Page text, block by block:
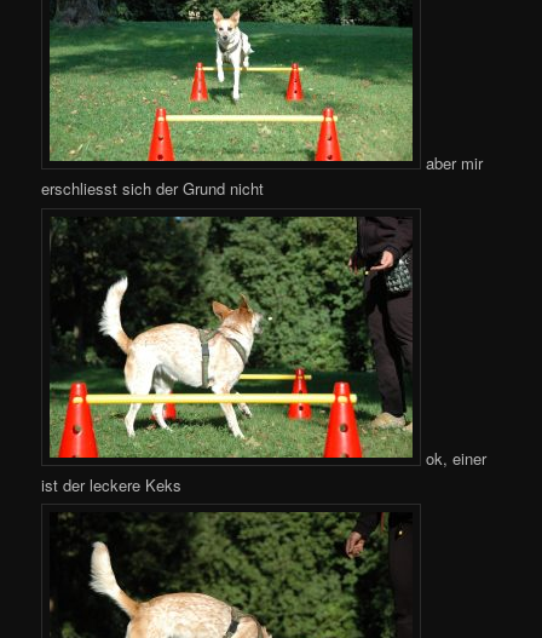
aber mir
erschliesst sich der Grund nicht
ok, einer
ist der leckere Keks